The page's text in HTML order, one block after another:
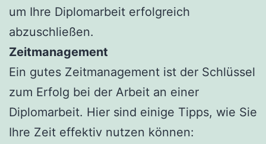
um Ihre Diplomarbeit erfolgreich
abzuschließen.
Zeitmanagement
Ein gutes Zeitmanagement ist der Schlüssel
zum Erfolg bei der Arbeit an einer
Diplomarbeit. Hier sind einige Tipps, wie Sie
Ihre Zeit effektiv nutzen können: